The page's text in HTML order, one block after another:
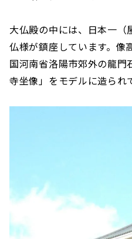
大仏殿の中には、日本一（
仏様が鎮座しています。像
国河南省洛陽市郊外の龍門
寺坐像」をモデルに造られ